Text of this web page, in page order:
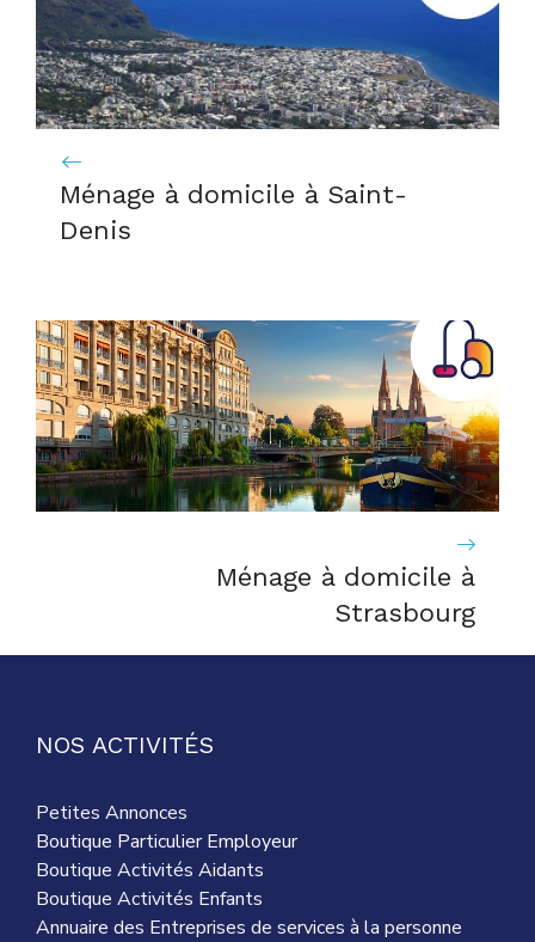
Ménage à domicile à Saint-
Denis
Ménage à domicile à
Strasbourg
NOS ACTIVITÉS
Petites Annonces
Boutique Particulier Employeur
Boutique Activités Aidants
Boutique Activités Enfants
Annuaire des Entreprises de services à la personne